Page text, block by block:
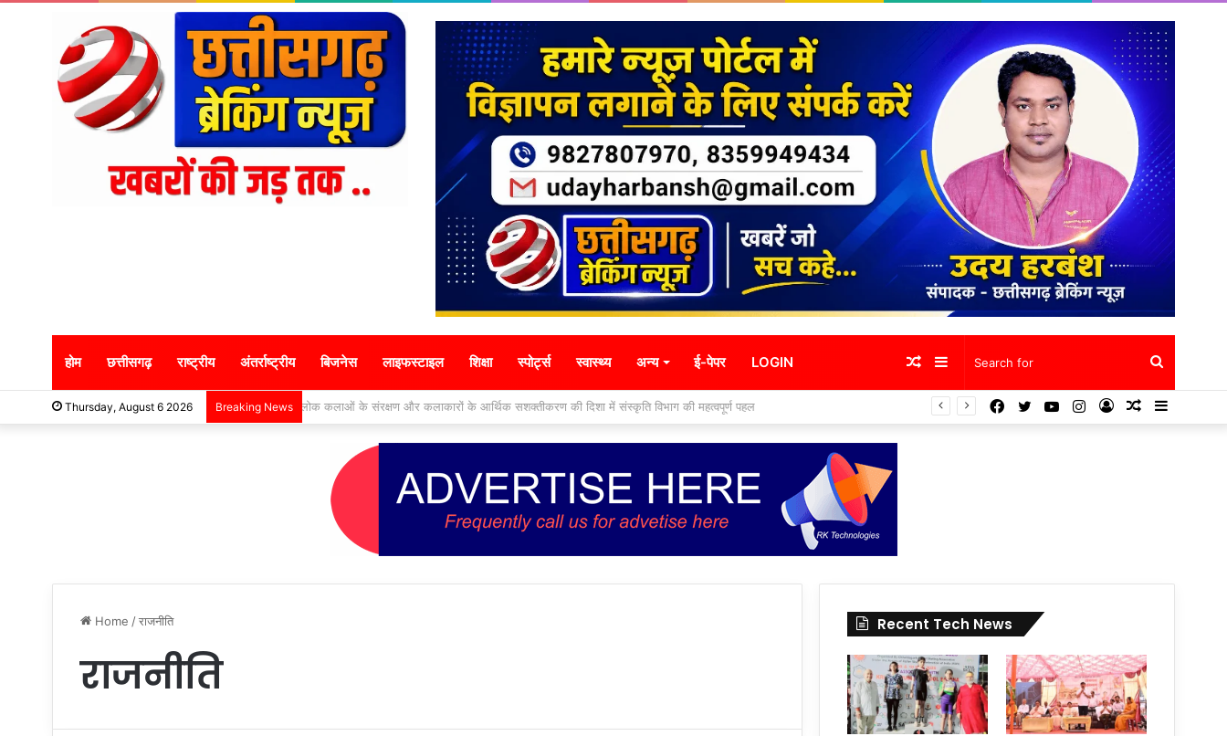
होम छत्तीसगढ़ राष्ट्रीय अंतर्राष्ट्रीय बिजनेस लाइफस्टाइल शिक्षा स्पोर्ट्स स्वास्थ्य अन्य ई-पेपर LOGIN Search
for
Sidebar
Random
Article
Thursday, August 6 2026 Breaking News कर्तव्यनिष्ठ होकर जनसेवा एवं सुशासन के लिए जमीनी स्तर पर करें बेहतर कार्य : मुख्यमंत्री विष्णु देव साय Sidebar
Random
Log
Instagram
YouTube
Twitter
Facebook
Home /राजनीति
राजनीति
Recent Tech News